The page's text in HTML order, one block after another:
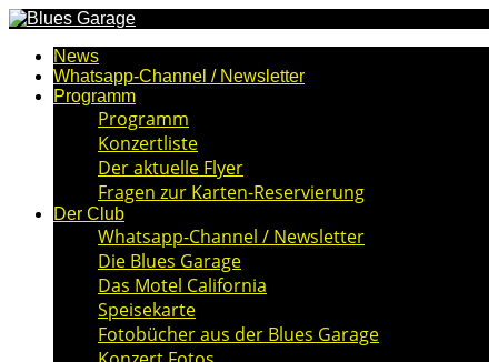
News
Whatsapp-Channel / Newsletter
Programm
Programm
Konzertliste
Der aktuelle Flyer
Fragen zur Karten-Reservierung
Der Club
Whatsapp-Channel / Newsletter
Die Blues Garage
Das Motel California
Speisekarte
Fotobücher aus der Blues Garage